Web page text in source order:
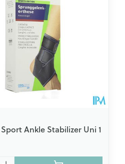
Ankle Stabilizer Uni 1